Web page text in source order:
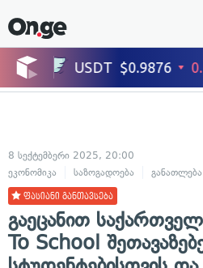
8 სექტემბერი 2025, 20:00
ეკონომიკა
საზოგადოება განათლება
ფასიანი განთავსება
გაეცანით
To School